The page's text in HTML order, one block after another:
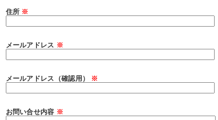
住所 ※
メールアドレス ※
メールアドレス（確認用） ※
お問い合せ内容 ※